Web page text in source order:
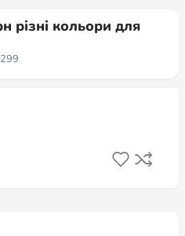
різні кольори для